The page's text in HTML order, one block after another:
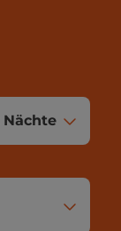
Nächte